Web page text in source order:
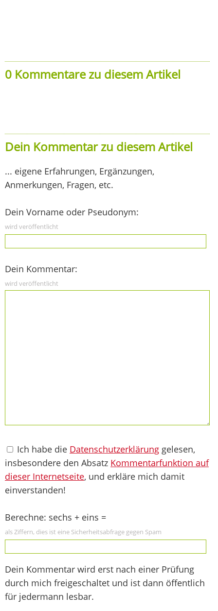
0 Kommentare zu diesem Artikel
Dein Kommentar zu diesem Artikel
... eigene Erfahrungen, Ergänzungen,
Anmerkungen, Fragen, etc.
Dein Vorname oder Pseudonym:
wird veröffentlicht
Dein Kommentar:
wird veröffentlicht
Ich habe die Datenschutzerklärung gelesen,
insbesondere den Absatz Kommentarfunktion auf
dieser Internetseite, und erkläre mich damit
einverstanden!
Berechne: sechs + eins =
als Ziffern, dies ist eine Sicherheitsabfrage gegen Spam
Dein Kommentar wird erst nach einer Prüfung
durch mich freigeschaltet und ist dann öffentlich
für jedermann lesbar.